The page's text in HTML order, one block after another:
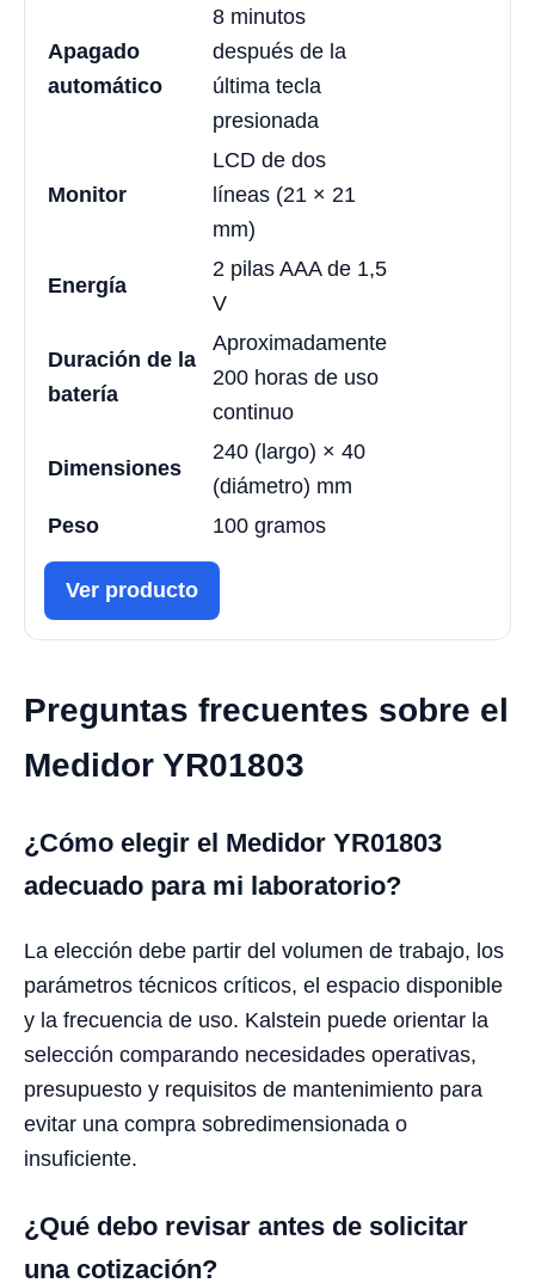
Apagado
automático
8 minutos
después de la
última tecla
presionada
Monitor
LCD de dos
líneas (21 × 21
mm)
Energía
2 pilas AAA de 1,5
V
Duración de la
batería
Aproximadamente
200 horas de uso
continuo
Dimensiones
240 (largo) × 40
(diámetro) mm
Peso
100 gramos
Ver producto
Preguntas frecuentes sobre el
Medidor YR01803
¿Cómo elegir el Medidor YR01803
adecuado para mi laboratorio?
La elección debe partir del volumen de trabajo, los
parámetros técnicos críticos, el espacio disponible
y la frecuencia de uso. Kalstein puede orientar la
selección comparando necesidades operativas,
presupuesto y requisitos de mantenimiento para
evitar una compra sobredimensionada o
insuficiente.
¿Qué debo revisar antes de solicitar
una cotización?